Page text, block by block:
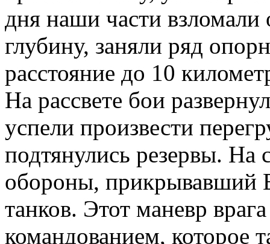
дня наши части
глу­бину, заняли ряд
расстояние до 10
На рассвете бои
успели произвести
подтянулись резервы. На
обороны, прикрывавший
танков. Этот маневр
командованием, которое